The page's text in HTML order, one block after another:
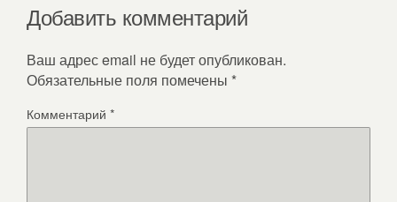
Добавить комментарий
Ваш адрес email не будет опубликован.
Обязательные поля помечены *
Комментарий *